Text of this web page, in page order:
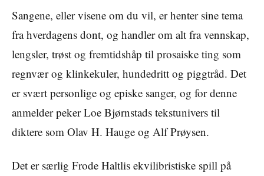
Sangene, eller visene om du vil, er henter sine tema
fra hverdagens dont, og handler om alt fra vennskap,
lengsler, trøst og fremtidshåp til prosaiske ting som
regnvær og klinkekuler, hundedritt og piggtråd. Det
er svært personlige og episke sanger, og for denne
anmelder peker Loe Bjørnstads tekstunivers til
diktere som Olav H. Hauge og Alf Prøysen.
Det er særlig Frode Haltlis ekvilibristiske spill på